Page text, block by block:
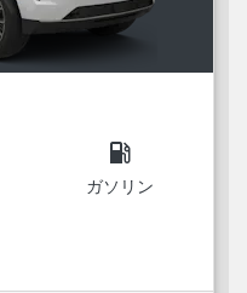
local_gas_station
ガソリン